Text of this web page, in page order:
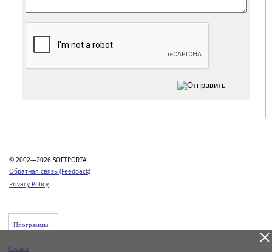
© 2002—2026 SOFTPORTAL
Обратная связь (Feedback)
Privacy Policy
Программы
Статьи